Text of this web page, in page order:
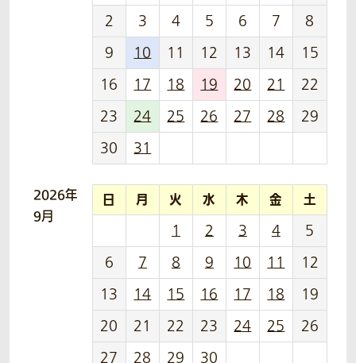
2
3 4 5 6 7
8
9
10 11 12 13 14
15
16
17 18 19 20 21
22
23
24 25 26 27 28
29
30
31
2026年
9月
日 月 火 水 木 金 土
1 2 3 4
5
6
7 8 9 10 11
12
13
14 15 16 17 18
19
20
21 22 23 24 25
26
27
28 29 30